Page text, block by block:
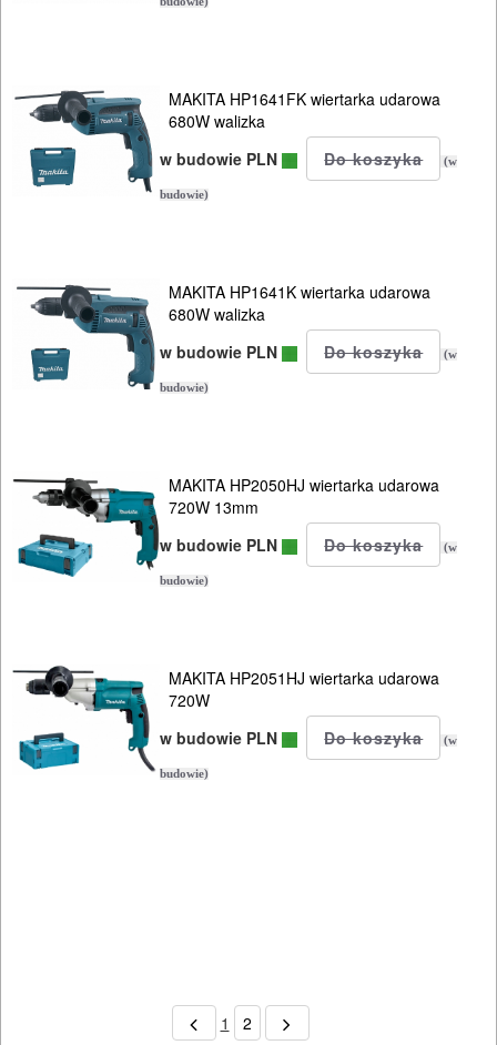
MAKITA HP1641FK wiertarka udarowa
680W walizka
w budowie PLN
(w
budowie)
MAKITA HP1641K wiertarka udarowa
680W walizka
w budowie PLN
(w
budowie)
MAKITA HP2050HJ wiertarka udarowa
720W 13mm
w budowie PLN
(w
budowie)
MAKITA HP2051HJ wiertarka udarowa
720W
w budowie PLN
(w
budowie)
1 2